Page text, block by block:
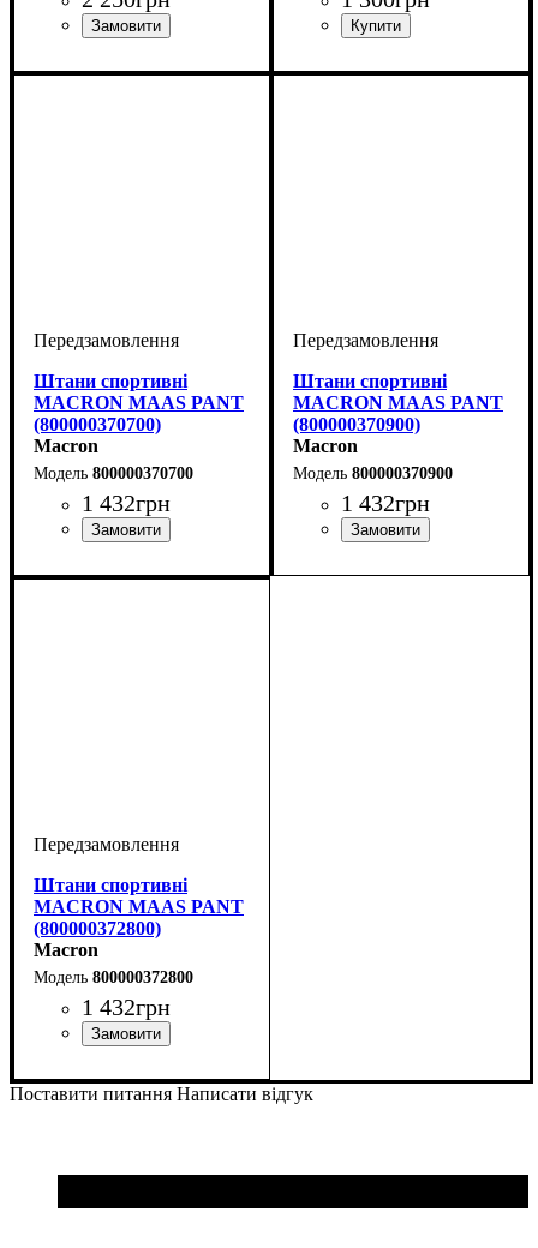
Штани спортивні
MACRON MAAS PANT
(800000370700)
Macron
800000370700
1 432грн
Штани спортивні
MACRON MAAS PANT
(800000370900)
Macron
800000370900
1 432грн
Штани спортивні
MACRON MAAS PANT
(800000372800)
Macron
800000372800
1 432грн
Поставити питання Написати відгук